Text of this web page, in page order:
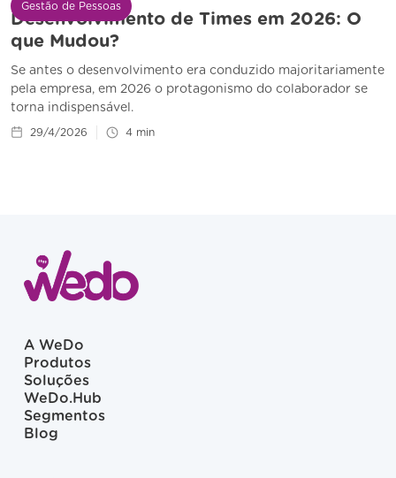
Gestão de Pessoas
Desenvolvimento de Times em 2026: O
que Mudou?
Se antes o desenvolvimento era conduzido majoritariamente
pela empresa, em 2026 o protagonismo do colaborador se
torna indispensável.
29/4/2026 4 min
A WeDo
Produtos
Soluções
WeDo.Hub
Segmentos
Blog